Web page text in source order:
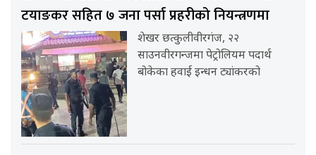
टयाङकर सहित ७ जना पर्सा प्रहरीको नियन्त्रणमा
शेखर छत्कुलीवीरगंज, २२
साउनवीरगन्जमा पेट्रोलियम पदार्थ
बोकेका हवाई इन्धन ट्यांकरको